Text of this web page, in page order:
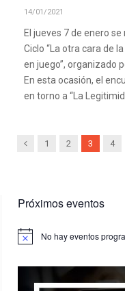
14/01/2021
El jueves 7 de enero
Ciclo “La otra cara de
en juego”, organizado
En esta ocasión, el
en torno a “La
Previous
1 2 3 4
Próximos eventos
Aviso No hay eventos